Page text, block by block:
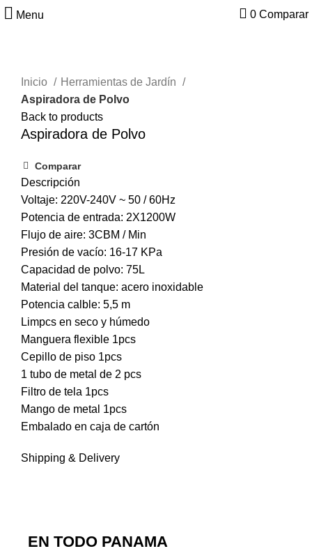
Menu 0 Comparar
Inicio
Herramientas de Jardín
Aspiradora de Polvo
Back to products
Aspiradora de Polvo
Comparar
Descripción
Voltaje: 220V-240V ~ 50 / 60Hz
Potencia de entrada: 2X1200W
Flujo de aire: 3CBM / Min
Presión de vacío: 16-17 KPa
Capacidad de polvo: 75L
Material del tanque: acero inoxidable
Potencia calble: 5,5 m
Limpcs en seco y húmedo
Manguera flexible 1pcs
Cepillo de piso 1pcs
1 tubo de metal de 2 pcs
Filtro de tela 1pcs
Mango de metal 1pcs
Embalado en caja de cartón
Shipping & Delivery
EN TODO PANAMA